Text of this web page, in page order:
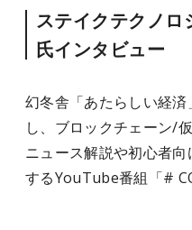
ステイクテクノロ
氏インタビュー
幻冬舎「あたらしい経
し、ブロックチェーン/
ニュース解説や初心者
するYouTube番組「#